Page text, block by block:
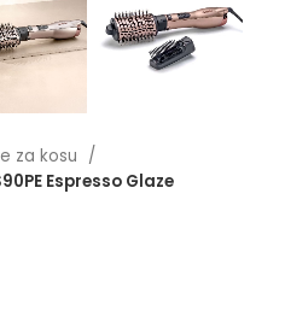
za kosu
Espresso Glaze